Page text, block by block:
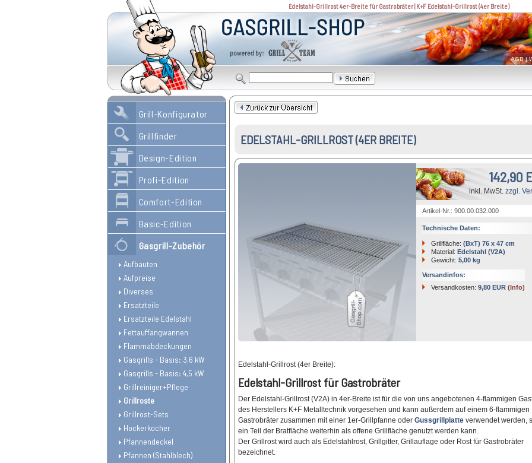
Edelstahl-Grillrost 4er-Breite für Gastrobräter | K+F Edelstahl-Grillrost (4er Breite)
AGB|
Grill-Konfigurator
Grillfinder
Design-Edition
Profi-Edition
Comfort-Edition
Basic-Edition
Gasgrill-Zubehör
Aufbauten
Aufpreise
Diverses
Ersatzteile
Ersatzteile Edelstahl
Fettauffangwannen
Flammabdeckungen
Gasgrills - Basis: 3,6 kW
Gasgrills - Basis: 4,5 kW
Grillreiniger+Pflege
Grillroste
Grillrost-Sets
Hockerkocher
Pfannendeckel
Pfannen (Stahlblech)
EDELSTAHL-GRILLROST (4ER BREITE)
142,90
inkl. MwSt. zzgl.
Artikel-Nr.: 900.00.032.000
Technische Daten:
Grillfläche: (BxT) 76 x 47 cm
Material: Edelstahl (V2A)
Gewicht: 5,00 kg
Versandinfos:
Versandkosten: 9,80 EUR (Info)
Edelstahl-Grillrost (4er Breite):
Edelstahl-Grillrost für Gastrobräter
Der Edelstahl-Grillrost (V2A) in 4er-Breite ist für die von uns angebotenen 4-flammigen
des Herstellers K+F Metalltechnik vorgesehen und kann außerdem auf einem 6-flammigen
Gastrobräter zusammen mit einer 1er-Grillpfanne oder Gussgrillplatteverwendet werden,
ein Teil der Bratfläche weiterhin als offene Grillfläche genutzt werden kann.
Der Grillrost wird auch als Edelstahlrost, Grillgitter, Grillauflage oder Rost für Gastrobräter
bezeichnet.